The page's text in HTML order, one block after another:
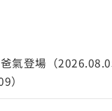
氣登場（
）